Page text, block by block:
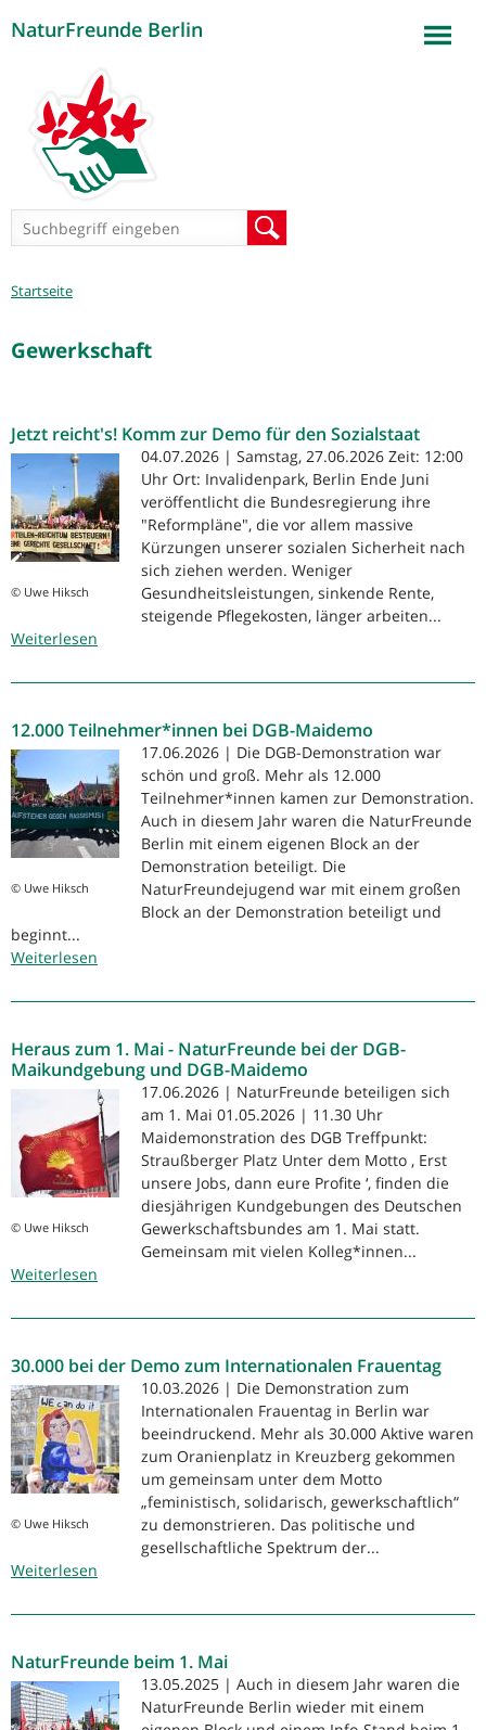
NaturFreunde Berlin
Suchformular
Sie
Startseite
Gewerkschaft
Jetzt reicht's! Komm zur Demo für den Sozialstaat
© Uwe Hiksch
04.07.2026 | Samstag, 27.06.2026 Zeit: 12:00
Uhr Ort: Invalidenpark, Berlin Ende Juni
veröffentlicht die Bundesregierung ihre
"Reformpläne", die vor allem massive
Kürzungen unserer sozialen Sicherheit nach
sich ziehen werden. Weniger
Gesundheitsleistungen, sinkende Rente,
steigende Pflegekosten, länger arbeiten...
Weiterlesen
reicht's!
zur
Demo
für
den
Sozialstaat
12.000 Teilnehmer*innen bei DGB-Maidemo
© Uwe Hiksch
17.06.2026 | Die DGB-Demonstration war
schön und groß. Mehr als 12.000
Teilnehmer*innen kamen zur Demonstration.
Auch in diesem Jahr waren die NaturFreunde
Berlin mit einem eigenen Block an der
Demonstration beteiligt. Die
NaturFreundejugend war mit einem großen
Block an der Demonstration beteiligt und
beginnt...
Weiterlesen
Teilnehmer*innen
DGB-
Maidemo
Heraus zum 1. Mai - NaturFreunde bei der DGB-
Maikundgebung und DGB-Maidemo
© Uwe Hiksch
17.06.2026 | NaturFreunde beteiligen sich
am 1. Mai 01.05.2026 | 11.30 Uhr
Maidemonstration des DGB Treffpunkt:
Straußberger Platz Unter dem Motto ‚ Erst
unsere Jobs, dann eure Profite ‘, finden die
diesjährigen Kundgebungen des Deutschen
Gewerkschaftsbundes am 1. Mai statt.
Gemeinsam mit vielen Kolleg*innen...
Weiterlesen
zum
Mai
-
NaturFreunde
bei
der
DGB-
Maikundgebung
30.000 bei der Demo zum Internationalen Frauentag
© Uwe Hiksch
10.03.2026 | Die Demonstration zum
Internationalen Frauentag in Berlin war
beeindruckend. Mehr als 30.000 Aktive waren
zum Oranienplatz in Kreuzberg gekommen
um gemeinsam unter dem Motto
„feministisch, solidarisch, gewerkschaftlich“
zu demonstrieren. Das politische und
gesellschaftliche Spektrum der...
Weiterlesen
bei
Demo
zum
Internationalen
NaturFreunde beim 1. Mai
13.05.2025 | Auch in diesem Jahr waren die
NaturFreunde Berlin wieder mit einem